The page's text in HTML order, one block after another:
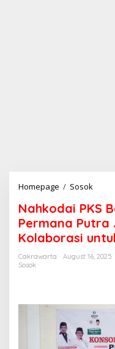
Homepage / Sosok
h
k
o
d
a
B
o
j
o
Nahkodai PKS
Permana Putra
Kolaborasi
Cakrawarta
August 16, 2025
Sosok